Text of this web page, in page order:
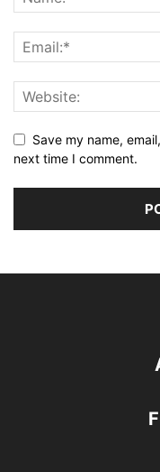
Save my name,
next time I comment.